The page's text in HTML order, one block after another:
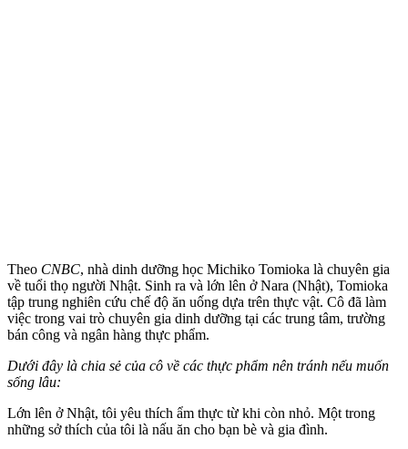
Theo CNBC, nhà dinh dưỡng học Michiko Tomioka là chuyên gia
về tuổi thọ người Nhật. Sinh ra và lớn lên ở Nara (Nhật), Tomioka
tập trung nghiên cứu chế độ ăn uống dựa trên thực vật. Cô đã làm
việc trong vai trò chuyên gia dinh dưỡng tại các trung tâm, trường
bán công và ngân hàng thực phẩm.
Dưới đây là chia sẻ của cô về các thực phẩm nên tránh nếu muốn
sống lâu:
Lớn lên ở Nhật, tôi yêu thích ẩm thực từ khi còn nhỏ. Một trong
những sở thích của tôi là nấu ăn cho bạn bè và gia đình.